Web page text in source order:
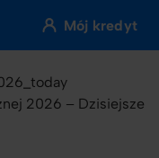
Mój kredyt
2026 – Dzisiejsze